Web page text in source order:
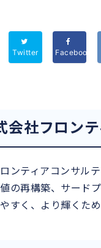
Twitter Facebook
会社フロン
ンティアコンサル
の再構築、サード
すく、より輝くた